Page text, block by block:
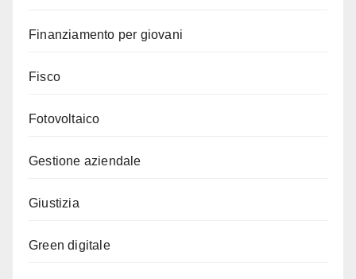
Finanziamento per giovani
Fisco
Fotovoltaico
Gestione aziendale
Giustizia
Green digitale